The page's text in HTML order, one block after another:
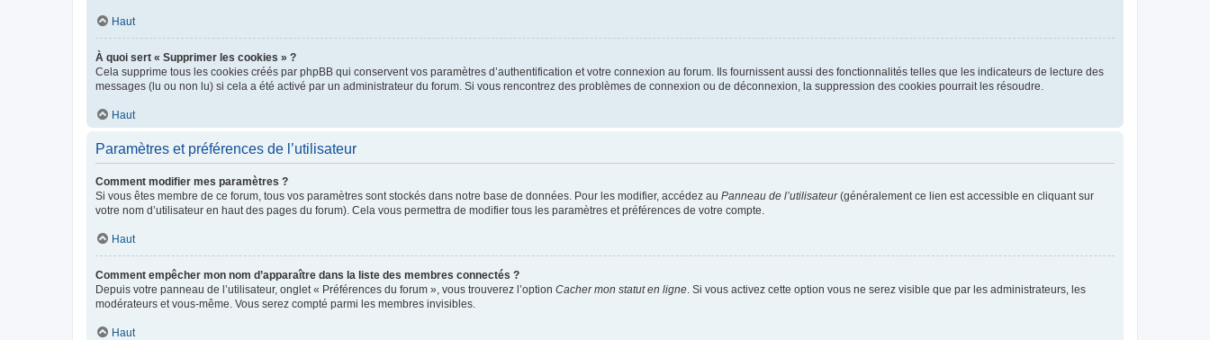
Haut
À quoi sert « Supprimer les cookies » ?
Cela supprime tous les cookies créés par phpBB qui conservent vos paramètres d’authentification et votre connexion au forum. Ils fournissent aussi des fonctionnalités telles que les indicateurs de lecture des
messages (lu ou non lu) si cela a été activé par un administrateur du forum. Si vous rencontrez des problèmes de connexion ou de déconnexion, la suppression des cookies pourrait les résoudre.
Haut
Paramètres et préférences de l’utilisateur
Comment modifier mes paramètres ?
Si vous êtes membre de ce forum, tous vos paramètres sont stockés dans notre base de données. Pour les modifier, accédez au Panneau de l’utilisateur(généralement ce lien est accessible en cliquant sur
votre nom d’utilisateur en haut des pages du forum). Cela vous permettra de modifier tous les paramètres et préférences de votre compte.
Haut
Comment empêcher mon nom d’apparaître dans la liste des membres connectés ?
Depuis votre panneau de l’utilisateur, onglet « Préférences du forum », vous trouverez l’option Cacher mon statut en ligne . Si vous activez cette option vous ne serez visible que par les administrateurs, les
modérateurs et vous-même. Vous serez compté parmi les membres invisibles.
Haut